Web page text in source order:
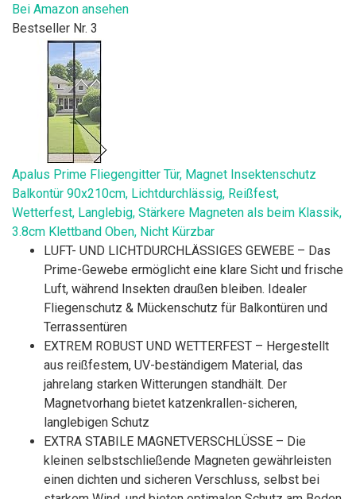
Bei Amazon ansehen
Bestseller Nr. 3
Apalus Prime Fliegengitter Tür, Magnet Insektenschutz
Balkontür 90x210cm, Lichtdurchlässig, Reißfest,
Wetterfest, Langlebig, Stärkere Magneten als beim Klassik,
3.8cm Klettband Oben, Nicht Kürzbar
LUFT- UND LICHTDURCHLÄSSIGES GEWEBE – Das
Prime-Gewebe ermöglicht eine klare Sicht und frische
Luft, während Insekten draußen bleiben. Idealer
Fliegenschutz & Mückenschutz für Balkontüren und
Terrassentüren
EXTREM ROBUST UND WETTERFEST – Hergestellt
aus reißfestem, UV-beständigem Material, das
jahrelang starken Witterungen standhält. Der
Magnetvorhang bietet katzenkrallen-sicheren,
langlebigen Schutz
EXTRA STABILE MAGNETVERSCHLÜSSE – Die
kleinen selbstschließende Magneten gewährleisten
einen dichten und sicheren Verschluss, selbst bei